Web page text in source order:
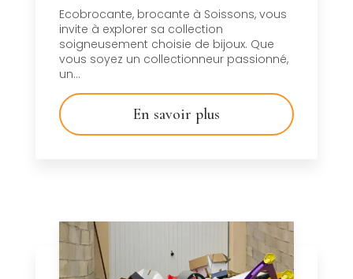
Ecobrocante, brocante à Soissons, vous
invite à explorer sa collection
soigneusement choisie de bijoux. Que
vous soyez un collectionneur passionné,
un...
En savoir plus